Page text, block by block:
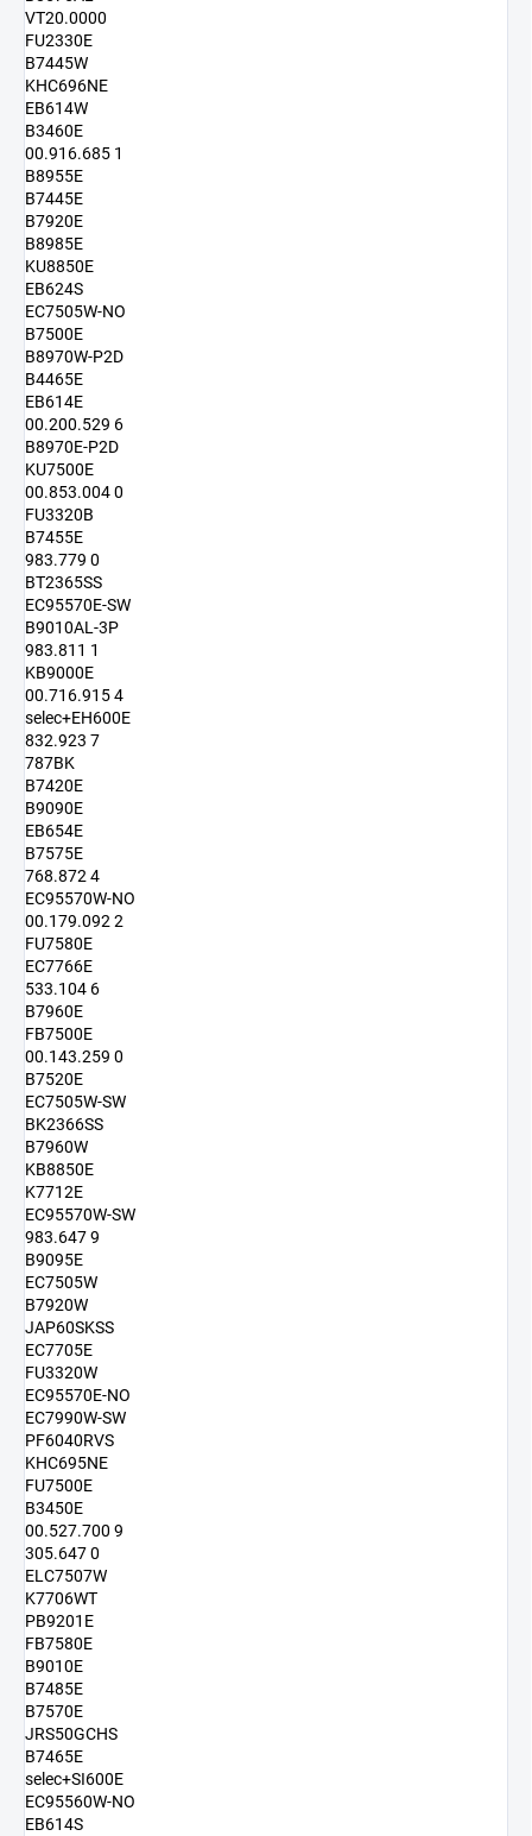
VT20.0000
FU2330E
B7445W
KHC696NE
EB614W
B3460E
00.916.685 1
B8955E
B7445E
B7920E
B8985E
KU8850E
EB624S
EC7505W-NO
B7500E
B8970W-P2D
B4465E
EB614E
00.200.529 6
B8970E-P2D
KU7500E
00.853.004 0
FU3320B
B7455E
983.779 0
BT2365SS
EC95570E-SW
B9010AL-3P
983.811 1
KB9000E
00.716.915 4
selec+EH600E
832.923 7
787BK
B7420E
B9090E
EB654E
B7575E
768.872 4
EC95570W-NO
00.179.092 2
FU7580E
EC7766E
533.104 6
B7960E
FB7500E
00.143.259 0
B7520E
EC7505W-SW
BK2366SS
B7960W
KB8850E
K7712E
EC95570W-SW
983.647 9
B9095E
EC7505W
B7920W
JAP60SKSS
EC7705E
FU3320W
EC95570E-NO
EC7990W-SW
PF6040RVS
KHC695NE
FU7500E
B3450E
00.527.700 9
305.647 0
ELC7507W
K7706WT
PB9201E
FB7580E
B9010E
B7485E
B7570E
JRS50GCHS
B7465E
selec+SI600E
EC95560W-NO
EB614S